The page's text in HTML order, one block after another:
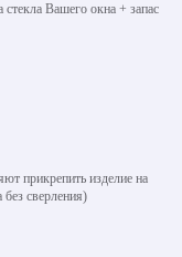
Вашего окна + запас
прикрепить изделие на
сверления)